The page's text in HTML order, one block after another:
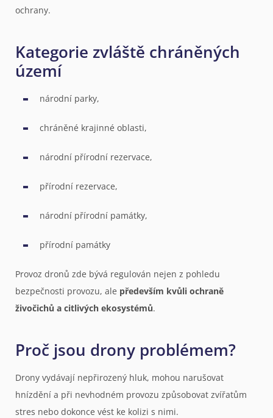
ochrany.
Kategorie zvláště chráněných
území
národní parky,
chráněné krajinné oblasti,
národní přírodní rezervace,
přírodní rezervace,
národní přírodní památky,
přírodní památky
Provoz dronů zde bývá regulován nejen z pohledu
bezpečnosti provozu, ale především kvůli ochraně
živočichů a citlivých ekosystémů.
Proč jsou drony problémem?
Drony vydávají nepřirozený hluk, mohou narušovat
hnízdění a při nevhodném provozu způsobovat zvířatům
stres nebo dokonce vést ke kolizi s nimi.